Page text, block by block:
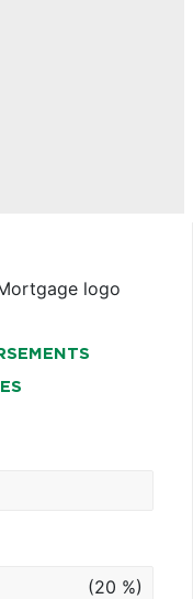
(20 %)